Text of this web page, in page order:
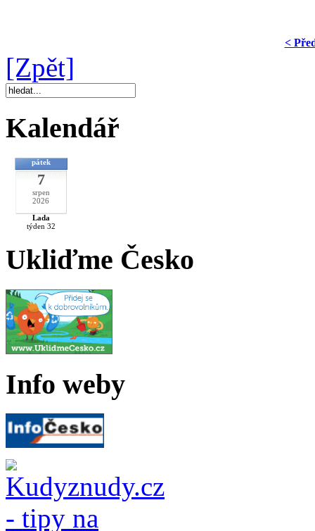
<
[Zpět]
Kalendář
pátek
7
srpen
2026
Lada
týden 32
Ukliďme Česko
Info weby